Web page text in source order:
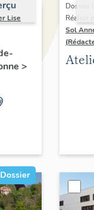
|
Lise
>
Dossier
Réalisé
Sol
Dossier